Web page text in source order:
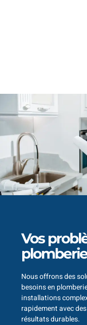
Vos
Nous offrons des
besoins en
installations
rapidement avec
résultats durables.